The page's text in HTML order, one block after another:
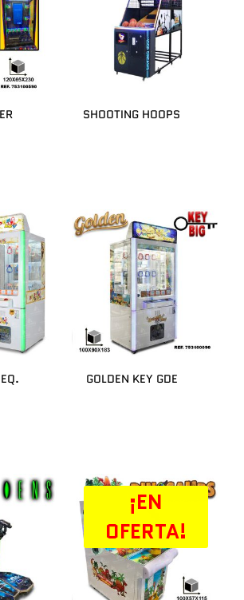
SHOOTING HOOPS
GOLDEN KEY GDE
¡EN
OFERTA!